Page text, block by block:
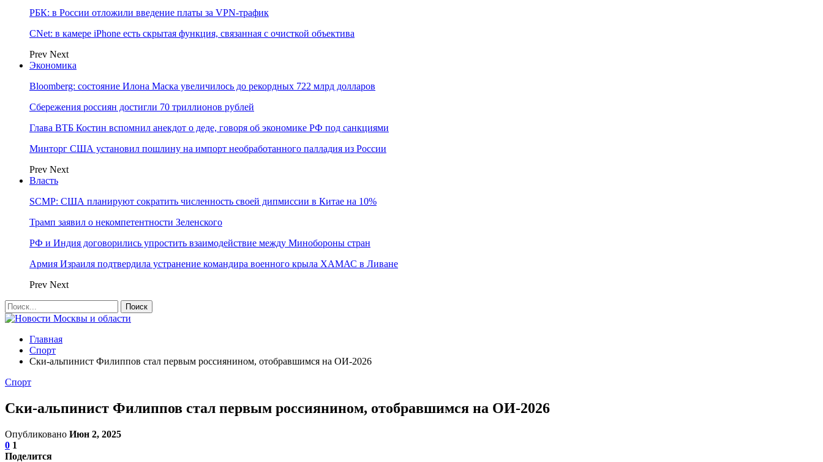
РБК: в России отложили введение платы за VPN-трафик
CNet: в камере iPhone есть скрытая функция, связанная с очисткой объектива
Prev Next
Экономика
Bloomberg: состояние Илона Маска увеличилось до рекордных 722 млрд долларов
Сбережения россиян достигли 70 триллионов рублей
Глава ВТБ Костин вспомнил анекдот о деде, говоря об экономике РФ под санкциями
Минторг США установил пошлину на импорт необработанного палладия из России
Prev Next
Власть
SCMP: США планируют сократить численность своей дипмиссии в Китае на 10%
Трамп заявил о некомпетентности Зеленского
РФ и Индия договорились упростить взаимодействие между Минобороны стран
Армия Израиля подтвердила устранение командира военного крыла ХАМАС в Ливане
Prev Next
Главная
Спорт
Ски-альпинист Филиппов стал первым россиянином, отобравшимся на ОИ-2026
Спорт
Ски-альпинист Филиппов стал первым россиянином, отобравшимся на ОИ-2026
Опубликовано Июн 2, 2025
0 1
Поделится